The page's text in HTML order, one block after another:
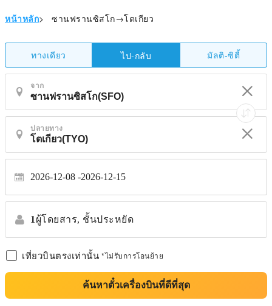
หน้าหลัก> ซานฟรานซิสโก→โตเกียว
ทางเดียว ไป-กลับ มัลติ-ซิตี้
จาก
ปลายทาง
2026-12-08 2026-12-15
1 ผู้โดยสาร, ชั้นประหยัด
เที่ยวบินตรงเท่านั้น *ไม่รับการโอนย้าย
ค้นหาตั๋วเครื่องบินที่ดีที่สุด